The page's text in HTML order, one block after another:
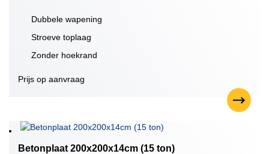
Dubbele wapening
Stroeve toplaag
Zonder hoekrand
Prijs op aanvraag
Betonplaat 200x200x14cm (15 ton)